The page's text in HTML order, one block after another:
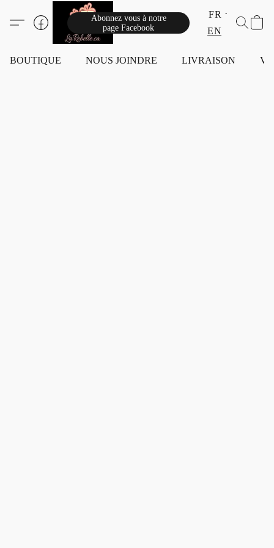
Abonnez vous à notre
page Facebook
FR
EN
BOUTIQUE NOUS JOINDRE LIVRAISON